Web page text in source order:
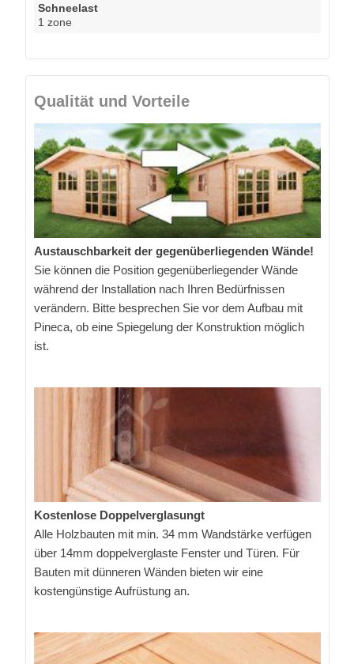
Schneelast
1 zone
Qualität und Vorteile
Austauschbarkeit der gegenüberliegenden Wände!
Sie können die Position gegenüberliegender Wände
während der Installation nach Ihren Bedürfnissen
verändern. Bitte besprechen Sie vor dem Aufbau mit
Pineca, ob eine Spiegelung der Konstruktion möglich
ist.
Kostenlose Doppelverglasungt
Alle Holzbauten mit min. 34 mm Wandstärke verfügen
über 14mm doppelverglaste Fenster und Türen. Für
Bauten mit dünneren Wänden bieten wir eine
kostengünstige Aufrüstung an.